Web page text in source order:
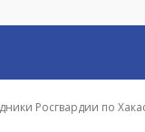
Росгвардии по